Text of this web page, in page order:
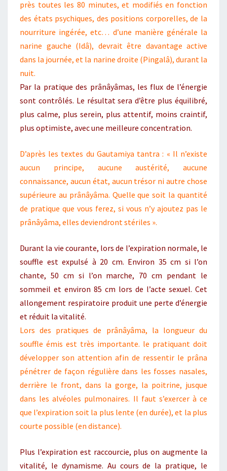
près toutes les 80 minutes, et modifiés en fonction
des états psychiques, des positions corporelles, de la
nourriture ingérée, etc… d’une manière générale la
narine gauche (Idâ), devrait être davantage active
dans la journée, et la narine droite (Pingalâ), durant la
nuit.
Par la pratique des prânâyâmas, les flux de l’énergie
sont contrôlés. Le résultat sera d’être plus équilibré,
plus calme, plus serein, plus attentif, moins craintif,
plus optimiste, avec une meilleure concentration.
D’après les textes du Gautamiya tantra : « Il n’existe
aucun principe, aucune austérité, aucune
connaissance, aucun état, aucun trésor ni autre chose
supérieure au prânâyâma. Quelle que soit la quantité
de pratique que vous ferez, si vous n’y ajoutez pas le
prânâyâma, elles deviendront stériles ».
Durant la vie courante, lors de l’expiration normale, le
souffle est expulsé à 20 cm. Environ 35 cm si l’on
chante, 50 cm si l’on marche, 70 cm pendant le
sommeil et environ 85 cm lors de l’acte sexuel. Cet
allongement respiratoire produit une perte d’énergie
et réduit la vitalité.
Lors des pratiques de prânâyâma, la longueur du
souffle émis est très importante. le pratiquant doit
développer son attention afin de ressentir le prâna
pénétrer de façon régulière dans les fosses nasales,
derrière le front, dans la gorge, la poitrine, jusque
dans les alvéoles pulmonaires. Il faut s’exercer à ce
que l’expiration soit la plus lente (en durée), et la plus
courte possible (en distance).
Plus l’expiration est raccourcie, plus on augmente la
vitalité, le dynamisme. Au cours de la pratique, le